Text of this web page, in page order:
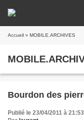
Accueil » MOBILE.ARCHIVES
Bourdon des
Publié le 23/04/2011 à 21:53